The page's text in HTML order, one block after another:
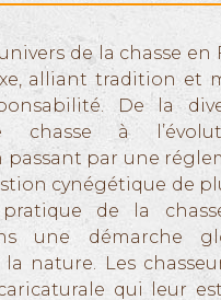
de la chasse en
alliant tradition et
De la
chasse à
passant par une
cynégétique de
de la
une démarche
nature. Les
qui leur